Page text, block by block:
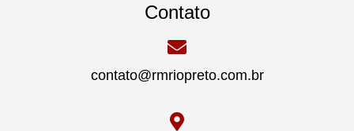
Contato
contato@rmriopreto.com.br